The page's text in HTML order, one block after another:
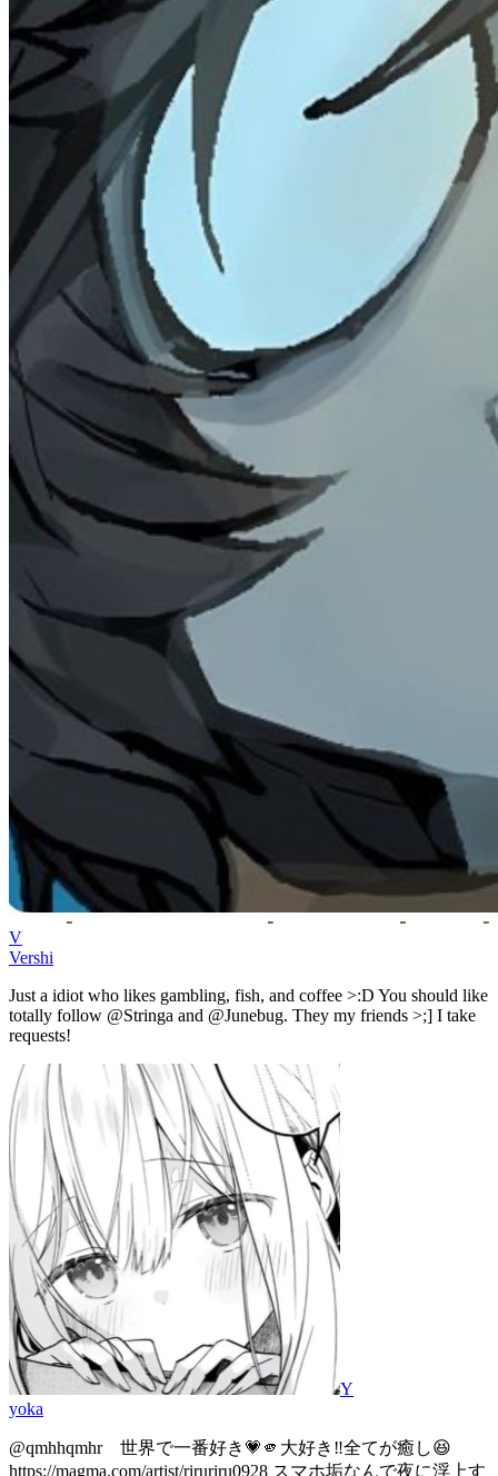
V
Vershi
Just a idiot who likes gambling, fish, and coffee >:D You should like
totally follow @Stringa and @Junebug. They my friends >;] I take
requests!
Y
yoka
@qmhhqmhr 世界で一番好き💗🫵大好き‼️全てが癒し😆
https://magma.com/artist/riruriru0928 スマホ垢なんで夜に浮上す